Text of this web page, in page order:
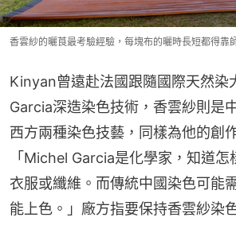
香雲紗的曬莨最考驗經驗，每塊布的曬時長短都得靠
Kinyan曾遠赴法國跟隨國際天然染
Garcia深造染色技術，香雲紗則是
西方兩種染色技藝，同樣為他的創
「Michel Garcia是化學家，知道怎
衣服或纖維。而傳統中國染色可能
能上色。」廠方指要保持香雲紗染